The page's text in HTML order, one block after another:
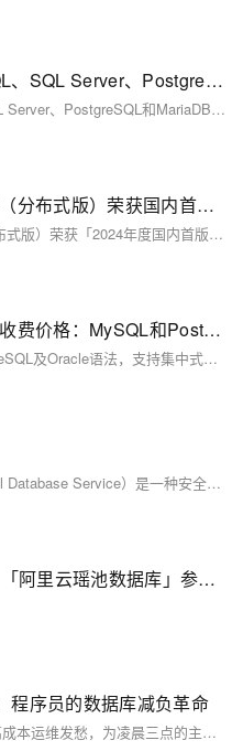
阿里云数据库RDS支持MySQL、SQL Server、PostgreSQL和MariaDB引擎
阿里云数据库RDS支持MySQL、SQL Server、PostgreSQL和MariaDB引擎，提供高性价比、稳定安全的云数据库服务，适用于多种行业与业务场景。
喜报｜阿里云PolarDB数据库（分布式版）荣获国内首台（套）产品奖项
阿里云PolarDB数据库管理软件（分布式版）荣获「2024年度国内首版次软件」称号，并跻身《2024年度浙江省首台（套）推广应用典型案例》。
阿里云PolarDB云原生数据库收费价格：MySQL和PostgreSQL详细介绍
阿里云PolarDB兼容MySQL、PostgreSQL及Oracle语法，支持集中式与分布式架构。标准版2核4G年费1116元起，企业版最高性能达4核16G，支持HTAP与多级高可用，广泛应用于金融、政务、互联网等领域，TCO成本降低50%。
阿里云关系型数据库RDS（Relational Database Service）是一种安全稳定、高性价比、可弹性伸缩的在线数据库服务。支持MySQL、SQL Server、PostgreSQL和MariaDB引擎，提供容灾、备份、恢复、监控、迁移等全套解决方案，帮助用户轻松应对数据库运维挑战。RDS具备高可用性、高安全性、轻量运维和弹性伸缩等优势，适用于各类业务场景，助力企业降低成本、提升效率。
在云栖，遇见最AI的数据库：「阿里云瑶池数据库」参会指南抢先看
程序员的数据库减负革命
如果你正在为自建MySQL数据库的高成本运维发愁，为凌晨三点的主从同步故障告警而崩溃，为开发团队频繁索要新测试库的要求感到窒息——是时候开启一场数据库的自我救赎了。 程序员更需构建"技术敏锐度+工程落地能力+跨域协作"的三维竞争力，通过创建技术组合形成差异化优势。企业应建立持续学习机制，提供AI沙盒环境促进技术转化。